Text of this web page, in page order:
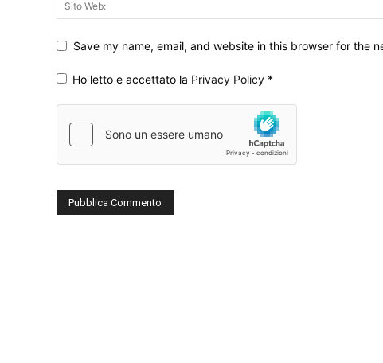
Save my name, email, and website in this browser for the
Ho letto e accettato la Privacy Policy *